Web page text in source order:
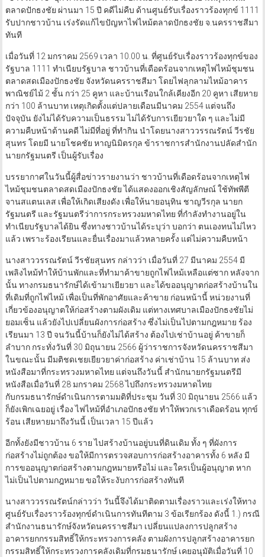
ตลาดปักธงชัย ผ่านมา 15 ปี คดีไม่คืบ ด้านศูนย์รับเรื่องราวร้องทุกข์ 1111
รับปากชาวบ้าน เร่งรัดแก้ไขปัญหาไฟไหม้ตลาดปักธงชัย จ.นครราชสีมา
ทันที
เมื่อวันที่ 12 มกราคม 2569 เวลา 10.00 น. ที่ศูนย์รับเรื่องราวร้องทุกข์ของ
รัฐบาล 1111 ทำเนียบรัฐบาล ชาวบ้านที่เดือดร้อนจากเหตุไฟไหม้ชุมชน
ตลาดสดเมืองปักธงชัย จังหวัดนครราชสีมา โดยไฟลุกลามไหม้อาคาร
พาณิชย์ไม้ 2 ชั้น กว่า 25 คูหา และบ้านเรือนใกล้เคียงอีก 20 คูหา เสียหาย
กว่า 100 ล้านบาท เหตุเกิดตั้งแต่ปลายเดือนมีนาคม 2554 แต่จนถึง
ปัจจุบัน ยังไม่ได้รับความเป็นธรรม ไม่ได้รับการเยียวยาใด ๆ และไม่มี
ความคืบหน้าด้านคดี ไม่มีที่อยู่ ที่ทำกิน นำโดยนางสาววรรณรัตน์ วีรชัย
สุนทร โดยมี นายโชคชัย หาญนิมิตรกุล ข้าราชการสำนักงานปลัดสำนัก
นายกรัฐมนตรี เป็นผู้รับเรื่อง
บรรยากาศในวันนี้ผู้สื่อข่าวรายงานว่า ชาวบ้านที่เดือดร้อนจากเหตุไฟ
ไหม้ชุมชนตลาดสดเมืองปักธงชัย ได้แสดงออกเชิงสัญลักษณ์ ใช้ทัพพีตี
จานสแตนเลส เพื่อให้เกิดเสียงดัง เพื่อให้นายอนุทิน ชาญวีรกุล นายก
รัฐมนตรี และรัฐมนตรีว่าการกระทรวงมหาดไทย ที่กำลังทำงานอยู่ใน
ทำเนียบรัฐบาลได้ยิน ซึ่งทางชาวบ้านได้ระบุว่า บอกว่า ตนเองทนไม่ไหว
แล้ว เพราะร้องเรียนและยื่นเรื่องมาแล้วหลายครั้ง แต่ไม่ความคืบหน้า
นางสาววรรณรัตน์ วีรชัยสุนทร กล่าวว่า เมื่อวันที่ 27 มีนาคม 2554 มี
เพลิงไหม้ทำให้บ้านพักและที่ทำมาค้าขายถูกไฟไหม้เหลือแต่ซาก หลังจาก
นั้น ทางกรมธนารักษ์ได้เข้ามาเยียวยา และได้ขออนุญาตก่อสร้างบ้านใน
ที่เดิมที่ถูกไฟไหม้ เพื่อเป็นที่พักอาศัยและค้าขาย ก่อนหน้านี้ หน่วยงานที่
เกี่ยวข้องอนุญาตให้ก่อสร้างตามผังเดิม แต่ทางเทศบาลเมืองปักธงชัยไม่
ยอมเซ็น แล้วยังไปเปลี่ยนผังการก่อสร้าง ซึ่งไม่เป็นไปตามกฎหมาย ร้อง
เรียนมา 13 ปี จนวันนี้บ้านก็ยังไม่ได้สร้าง ต้องไปเช่าบ้านอยู่ ค้าขายก็
ลำบาก กระทั่งวันที่ 30 มิถุนายน 2566 ผู้ว่าราชการจังหวัดนครราชสีมา
ในขณะนั้น มีมติชดเชยเยียวยาค่าก่อสร้าง ค่าเช่าบ้าน 15 ล้านบาท ส่ง
หนังสือมาที่กระทรวงมหาดไทย แต่จนถึงวันนี้ สำนักนายกรัฐมนตรีมี
หนังสือเมื่อวันที่ 28 มกราคม 2568 ไปถึงกระทรวงมหาดไทย
กับกรมธนารักษ์ดำเนินการตามมติที่ประชุม วันที่ 30 มิถุนายน 2566 แล้ว
ก็ยังเพิกเฉยอยู่ เรื่อง ไฟไหม้ที่อำเภอปักธงชัย ทำให้พวกเราเดือดร้อน ทุกข์
ร้อน เสียหายมาถึงวันนี้ เป็นเวลา 15 ปีแล้ว
อีกทั้งยังมีชาวบ้าน 6 ราย ไปสร้างบ้านอยู่บนที่ดินเดิม ทั้ง ๆ ที่ผังการ
ก่อสร้างไม่ถูกต้อง ขอให้มีการตรวจสอบการก่อสร้างอาคารทั้ง 6 หลัง มี
การขออนุญาตก่อสร้างตามกฎหมายหรือไม่ และใครเป็นผู้อนุญาต หาก
ไม่เป็นไปตามกฎหมาย ขอให้ระงับการก่อสร้างทันที
นางสาววรรณรัตน์กล่าวว่า วันนี้จึงได้มาติดตามเรื่องราวและเร่งให้ทาง
ศูนย์รับเรื่องราวร้องทุกข์ดำเนินการทันทีตาม 3 ข้อเรียกร้อง ดังนี้ 1.) กรณี
สำนักงานธนารักษ์จังหวัดนครราชสีมา เปลี่ยนแปลงการปลูกสร้าง
อาคารยกกรรมสิทธิ์ให้กระทรวงการคลัง ตามผังการปลูกสร้างอาคารยก
กรรมสิทธิ์ให้กระทรวงการคลังเดิมที่กรมธนารักษ์ เคยอนุมัติเมื่อวันที่ 10